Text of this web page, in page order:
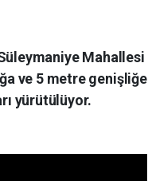
Mahallesi
ve 5 metre genişliğe
yürütülüyor.